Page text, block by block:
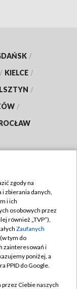
/
/ KIELCE /
/
/
zgody na
zbierania danych,
i ich
osobowych przez
również „TVP”),
Zaufanych
tym do
zainteresowań i
poniżej, a
PPID do Google.
Ciebie naszych